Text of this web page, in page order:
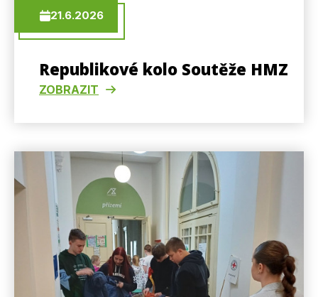
21.6.2026
Republikové kolo Soutěže HMZ
ZOBRAZIT